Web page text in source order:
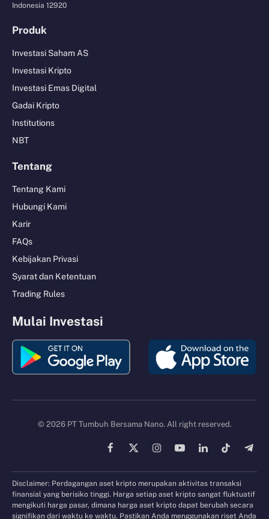
Indonesia 12920
Produk
Investasi Saham AS
Investasi Kripto
Investasi Emas Digital
Gadai Kripto
Institutions
NBT
Tentang
Tentang Kami
Hubungi Kami
Karir
FAQs
Kebijakan Privasi
Syarat dan Ketentuan
Trading Rules
Mulai Investasi
© 2026 PT Tumbuh Bersama Nano. All right reserved.
Facebook
X
InstagramYouTubeLinkedInTikTok
Disclaimer: Perdagangan aset kripto merupakan aktivitas transaksi
finansial yang berisiko tinggi. Harga setiap aset kripto sangat fluktuatif
mengikuti harga pasar, dimana harga aset kripto dapat berubah secara
signifikan dari waktu ke waktu. Pastikan Anda menggunakan riset Anda